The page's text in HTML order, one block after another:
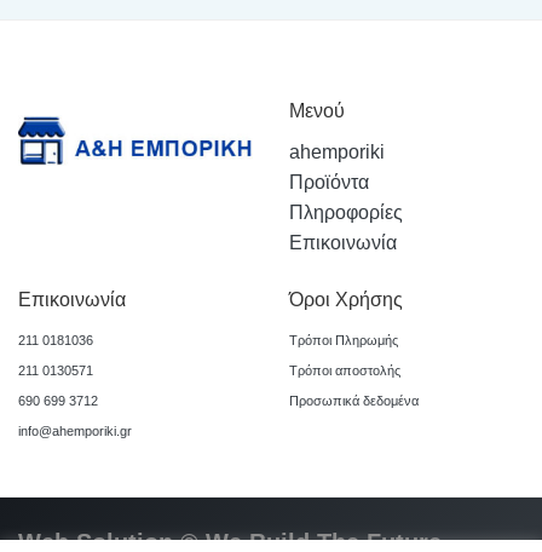
Μενού
ahemporiki
Προϊόντα
Πληροφορίες
Επικοινωνία
Επικοινωνία
211 0181036
211 0130571
690 699 3712
info@ahemporiki.gr
Όροι Χρήσης
Τρόποι Πληρωμής
Τρόποι αποστολής
Προσωπικά δεδομένα
Web Solution © We Build The Future